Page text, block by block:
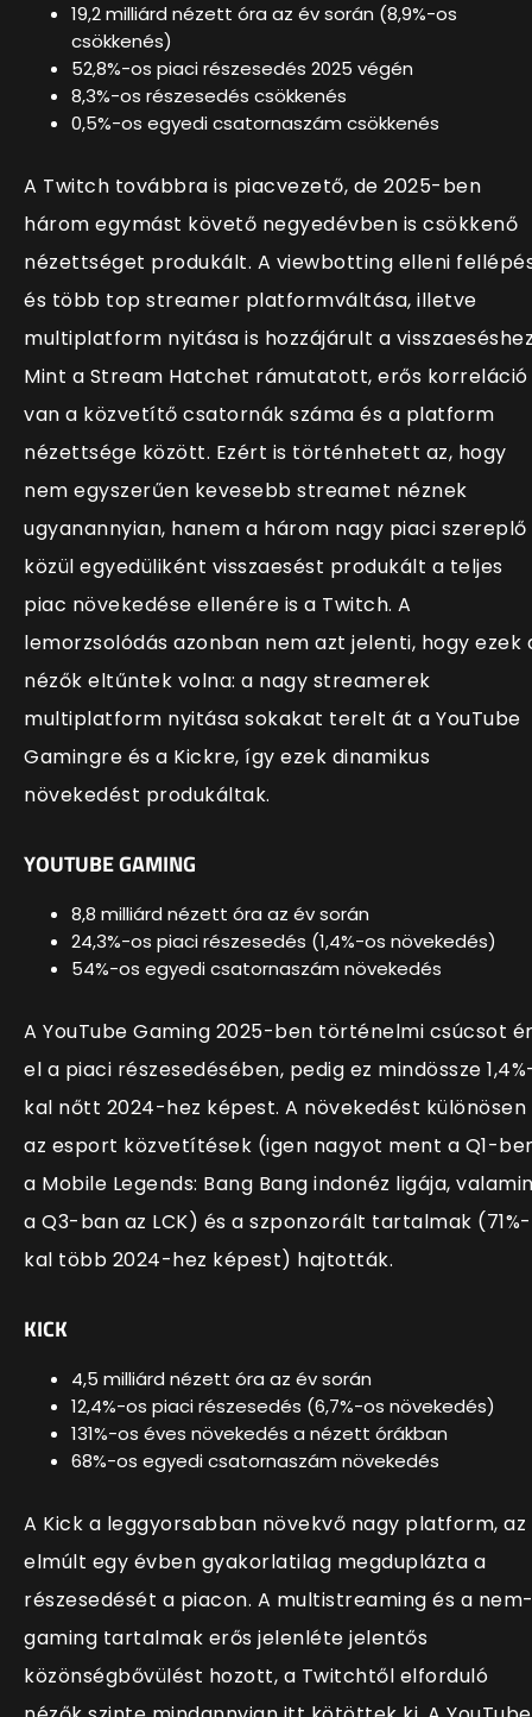
19,2 milliárd nézett óra az év során (8,9%-os
csökkenés)
52,8%-os piaci részesedés 2025 végén
8,3%-os részesedés csökkenés
0,5%-os egyedi csatornaszám csökkenés
A Twitch továbbra is piacvezető, de 2025-ben
három egymást követő negyedévben is csökkenő
nézettséget produkált. A viewbotting elleni
és több top streamer platformváltása, illetve
multiplatform nyitása is hozzájárult a
Mint a Stream Hatchet rámutatott, erős korreláció
van a közvetítő csatornák száma és a platform
nézettsége között. Ezért is történhetett az, hogy
nem egyszerűen kevesebb streamet néznek
ugyanannyian, hanem a három nagy piaci szereplő
közül egyedüliként visszaesést produkált a teljes
piac növekedése ellenére is a Twitch. A
lemorzsolódás azonban nem azt jelenti, hogy ezek
nézők eltűntek volna: a nagy streamerek
multiplatform nyitása sokakat terelt át a YouTube
Gamingre és a Kickre, így ezek dinamikus
növekedést produkáltak.
YOUTUBE GAMING
8,8 milliárd nézett óra az év során
24,3%-os piaci részesedés (1,4%-os növekedés)
54%-os egyedi csatornaszám növekedés
A YouTube Gaming 2025-ben történelmi csúcsot
el a piaci részesedésében, pedig ez mindössze
kal nőtt 2024-hez képest. A növekedést különösen
az esport közvetítések (igen nagyot ment a Q1-
a Mobile Legends: Bang Bang indonéz ligája,
a Q3-ban az LCK) és a szponzorált tartalmak (71%-
kal több 2024-hez képest) hajtották.
KICK
4,5 milliárd nézett óra az év során
12,4%-os piaci részesedés (6,7%-os növekedés)
131%-os éves növekedés a nézett órákban
68%-os egyedi csatornaszám növekedés
A Kick a leggyorsabban növekvő nagy platform, az
elmúlt egy évben gyakorlatilag megduplázta a
részesedését a piacon. A multistreaming és a
gaming tartalmak erős jelenléte jelentős
közönségbővülést hozott, a Twitchtől elforduló